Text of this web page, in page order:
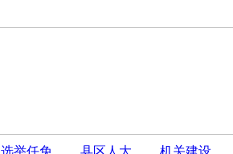
选举任免 县区人大 机关建设